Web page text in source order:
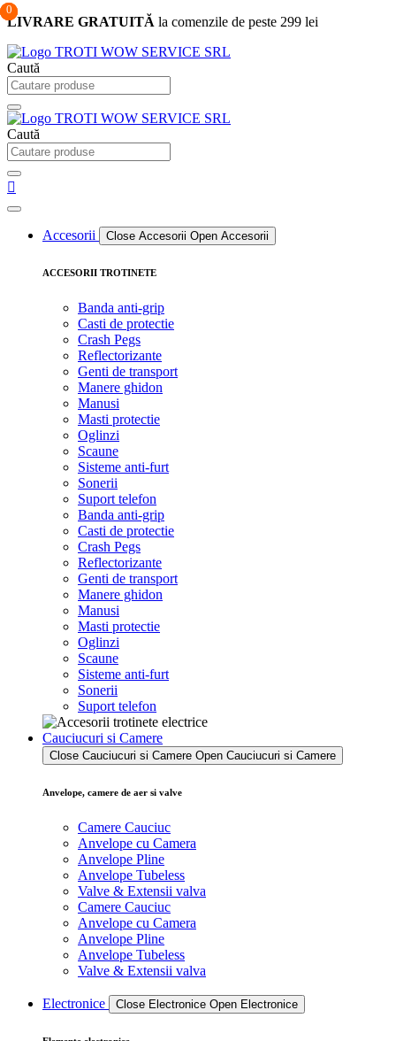
Sari
conținut
LIVRARE GRATUITĂ la comenzile de peste 299 lei
0
Caută
Caută
0
0
Accesorii Close Accesorii Open Accesorii
ACCESORII TROTINETE
Banda anti-grip
Casti de protectie
Crash Pegs
Reflectorizante
Genti de transport
Manere ghidon
Manusi
Masti protectie
Oglinzi
Scaune
Sisteme anti-furt
Sonerii
Suport telefon
Banda anti-grip
Casti de protectie
Crash Pegs
Reflectorizante
Genti de transport
Manere ghidon
Manusi
Masti protectie
Oglinzi
Scaune
Sisteme anti-furt
Sonerii
Suport telefon
Cauciucuri si Camere
Close Cauciucuri si Camere Open Cauciucuri si Camere
Anvelope, camere de aer si valve
Camere Cauciuc
Anvelope cu Camera
Anvelope Pline
Anvelope Tubeless
Valve & Extensii valva
Camere Cauciuc
Anvelope cu Camera
Anvelope Pline
Anvelope Tubeless
Valve & Extensii valva
Electronice Close Electronice Open Electronice